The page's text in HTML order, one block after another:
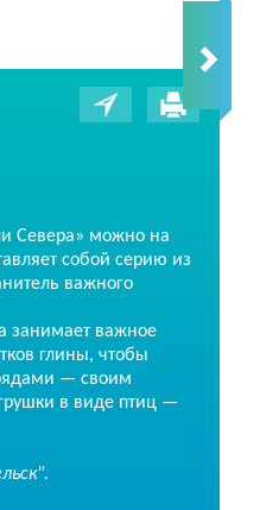
Севера» можно на
собой серию из
важного
занимает важное
глины, чтобы
— своим
в виде птиц —